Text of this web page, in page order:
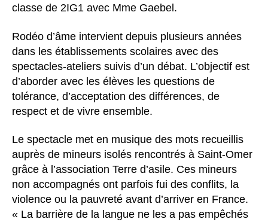
classe de 2IG1 avec Mme Gaebel.
Rodéo d’âme intervient depuis plusieurs années
dans les établissements scolaires avec des
spectacles-ateliers suivis d’un débat. L’objectif est
d’aborder avec les élèves les questions de
tolérance, d’acceptation des différences, de
respect et de vivre ensemble.
Le spectacle met en musique des mots recueillis
auprès de mineurs isolés rencontrés à Saint-Omer
grâce à l’association Terre d’asile. Ces mineurs
non accompagnés ont parfois fui des conflits, la
violence ou la pauvreté avant d’arriver en France.
« La barrière de la langue ne les a pas empêchés